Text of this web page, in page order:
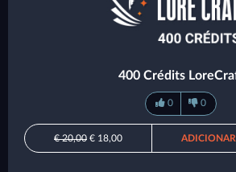
400 Crédits
0 0
€ 20,00 € 18,00